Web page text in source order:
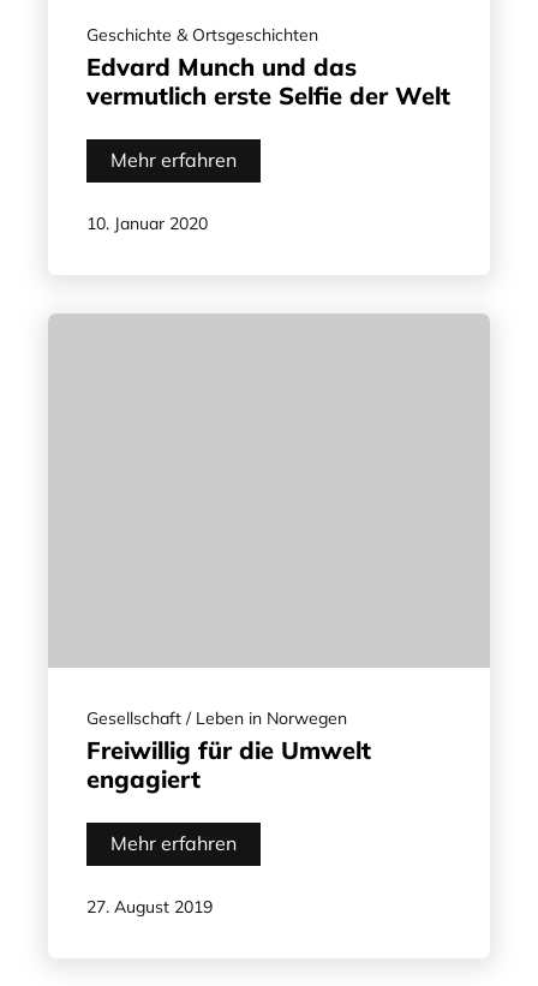
Geschichte & Ortsgeschichten
Edvard Munch und das
vermutlich erste Selfie der Welt
Mehr erfahren
10. Januar 2020
Gesellschaft / Leben in Norwegen
Freiwillig für die Umwelt
engagiert
Mehr erfahren
27. August 2019